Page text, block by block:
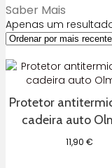
Saber Mais
Apenas um
Protetor
cadeira auto
11,90€